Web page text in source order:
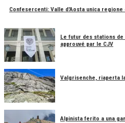
Confesercenti: Valle d'Aosta unica
Le futur des stations
approuvé par le CJV
Valgrisenche, riaperta
Alpinista ferito a una